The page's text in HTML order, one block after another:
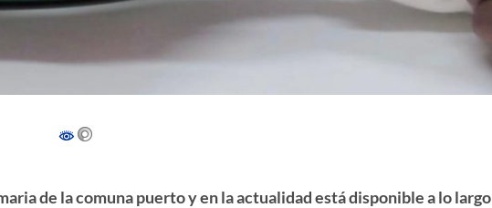
de la comuna puerto y en la actualidad está disponible a lo largo